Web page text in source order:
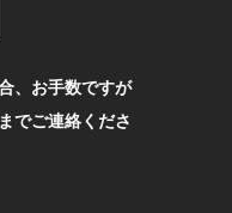
、お手数ですが
でご連絡くださ